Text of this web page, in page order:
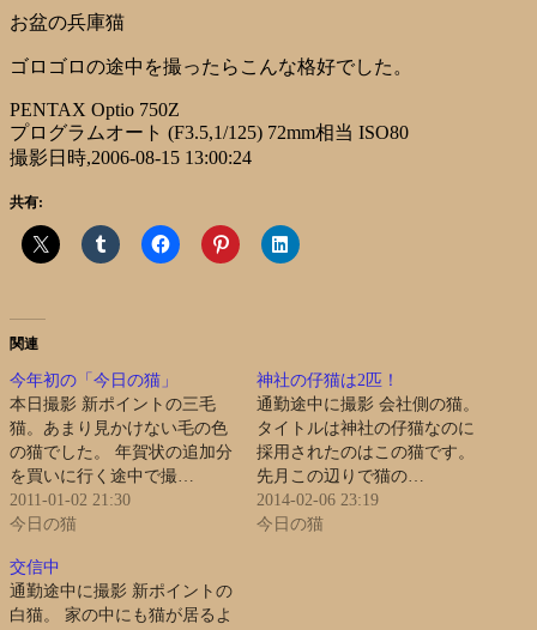
お盆の兵庫猫
ゴロゴロの途中を撮ったらこんな格好でした。
PENTAX Optio 750Z
プログラムオート (F3.5,1/125) 72mm相当 ISO80
撮影日時,2006-08-15 13:00:24
共有:
関連
今年初の「今日の猫」
本日撮影 新ポイントの三毛
猫。あまり見かけない毛の色
の猫でした。 年賀状の追加分
を買いに行く途中で撮…
2011-01-02 21:30
今日の猫
神社の仔猫は2匹！
通勤途中に撮影 会社側の猫。
タイトルは神社の仔猫なのに
採用されたのはこの猫です。
先月この辺りで猫の…
2014-02-06 23:19
今日の猫
交信中
通勤途中に撮影 新ポイントの
白猫。 家の中にも猫が居るよ